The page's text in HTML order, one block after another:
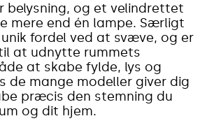
belysning, og et velindrettet
mere end én lampe. Særligt
fordel ved at svæve, og er
at udnytte rummets
at skabe fylde, lys og
de mange modeller giver dig
præcis den stemning du
og dit hjem.